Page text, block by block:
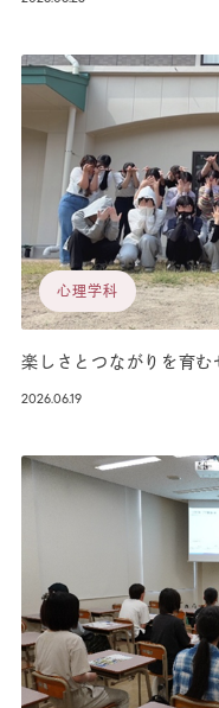
心理学科
楽しさとつながりを育む
2026.06.19